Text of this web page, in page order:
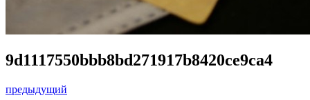
9d1117550bbb8bd271917b8420ce9ca4
предыдущий